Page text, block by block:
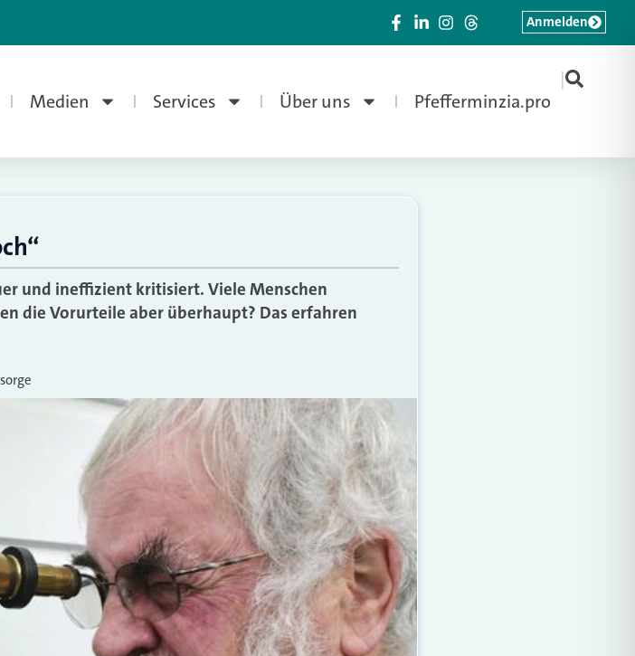
Medien Services Über uns Pfefferminzia.pro
|
Anmelden
und ineffizient kritisiert. Viele Menschen
die Vorurteile aber überhaupt? Das erfahren